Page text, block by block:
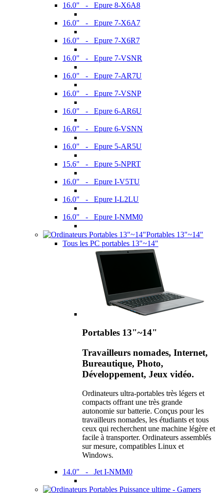
16.0" - Epure 8-X6A8
16.0" - Epure 7-X6A7
16.0" - Epure 7-X6R7
16.0" - Epure 7-VSNR
16.0" - Epure 7-AR7U
16.0" - Epure 7-VSNP
16.0" - Epure 6-AR6U
16.0" - Epure 6-VSNN
16.0" - Epure 5-AR5U
15.6" - Epure 5-NPRT
16.0" - Epure I-V5TU
16.0" - Epure I-L2LU
16.0" - Epure I-NMM0
Portables 13"~14"
Tous les PC portables 13"~14"
Portables 13"~14"
Travailleurs nomades, Internet,
Bureautique, Photo,
Développement, Jeux vidéo.
Ordinateurs ultra-portables très légers et
compacts offrant une très grande
autonomie sur batterie. Conçus pour les
travailleurs nomades, les étudiants et tous
ceux qui recherchent une machine légère et
facile à transporter. Ordinateurs assemblés
sur mesure, compatibles Linux et
Windows.
14.0" - Jet I-NMM0